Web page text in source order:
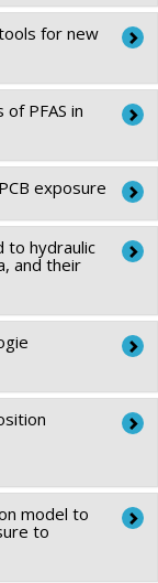
2023-
for new
en sciences
-
PFAS in
Tremblay,
frontières en
exposure
(NIH)
recherche
to hydraulic
and their
Bosson-Rieutort
Delbès
en santé du
Projet
du Québec -
Samuel-De
du Québec -
model to
to